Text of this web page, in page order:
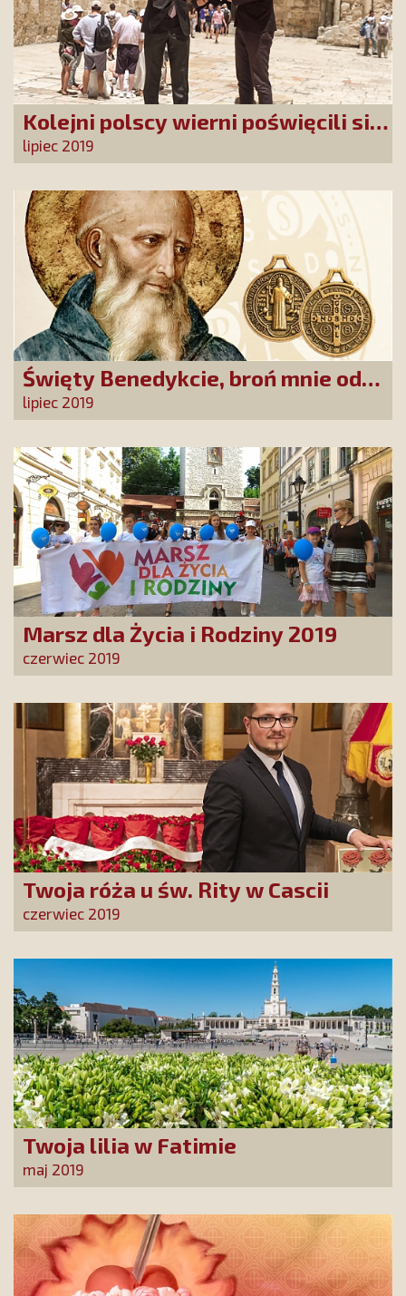
Kolejni polscy wierni poświęcili się
Najdroższej Krwi Chrystusa
lipiec 2019
Święty Benedykcie, broń mnie od
złego!
lipiec 2019
Marsz dla Życia i Rodziny 2019
czerwiec 2019
Twoja róża u św. Rity w Cascii
czerwiec 2019
Twoja lilia w Fatimie
maj 2019